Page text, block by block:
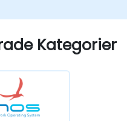
för skalbarhet
ONOS med befintliga
och genomföra en
för
Kategorier